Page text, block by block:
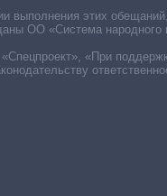
этих обещаний,
ОО «Система народного
«При